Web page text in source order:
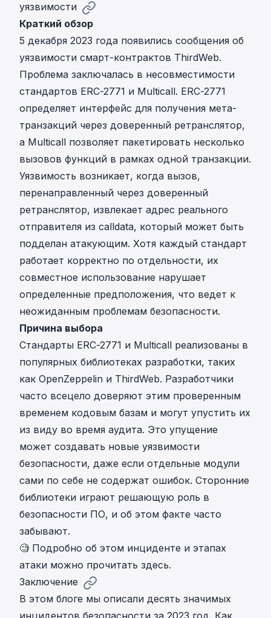
уязвимости
Краткий обзор
5 декабря 2023 года появились сообщения об
уязвимости смарт-контрактов ThirdWeb.
Проблема заключалась в несовместимости
стандартов ERC-2771 и Multicall. ERC-2771
определяет интерфейс для получения мета-
транзакций через доверенный ретранслятор,
а Multicall позволяет пакетировать несколько
вызовов функций в рамках одной транзакции.
Уязвимость возникает, когда вызов,
перенаправленный через доверенный
ретранслятор, извлекает адрес реального
отправителя из calldata, который может быть
подделан атакующим. Хотя каждый стандарт
работает корректно по отдельности, их
совместное использование нарушает
определенные предположения, что ведет к
неожиданным проблемам безопасности.
Причина выбора
Стандарты ERC-2771 и Multicall реализованы в
популярных библиотеках разработки, таких
как OpenZeppelin и ThirdWeb. Разработчики
часто всецело доверяют этим проверенным
временем кодовым базам и могут упустить их
из виду во время аудита. Это упущение
может создавать новые уязвимости
безопасности, даже если отдельные модули
сами по себе не содержат ошибок. Сторонние
библиотеки играют решающую роль в
безопасности ПО, и об этом факте часто
забывают.
🧐 Подробно об этом инциденте и этапах
атаки можно прочитать здесь.
Заключение
В этом блоге мы описали десять значимых
инцидентов безопасности за 2023 год. Как